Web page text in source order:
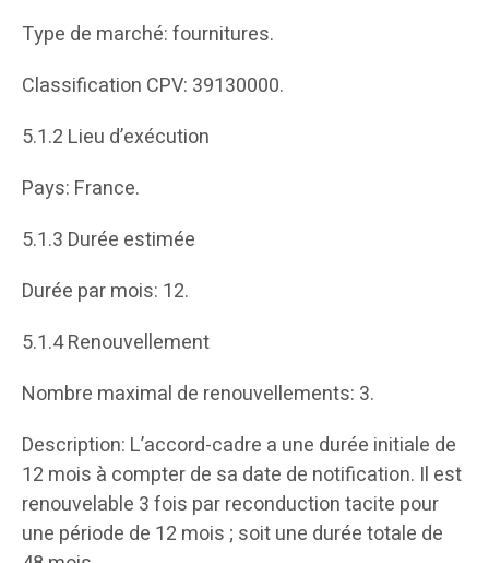
Type de marché: fournitures.
Classification CPV: 39130000.
5.1.2 Lieu d’exécution
Pays: France.
5.1.3 Durée estimée
Durée par mois: 12.
5.1.4 Renouvellement
Nombre maximal de renouvellements: 3.
Description: L’accord-cadre a une durée initiale de
12 mois à compter de sa date de notification. Il est
renouvelable 3 fois par reconduction tacite pour
une période de 12 mois ; soit une durée totale de